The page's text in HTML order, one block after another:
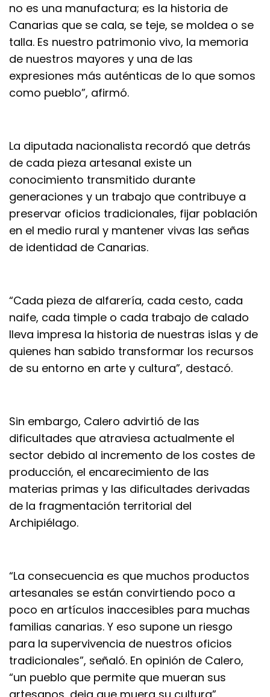
no es una manufactura; es la historia de
Canarias que se cala, se teje, se moldea o se
talla. Es nuestro patrimonio vivo, la memoria
de nuestros mayores y una de las
expresiones más auténticas de lo que somos
como pueblo”, afirmó.
La diputada nacionalista recordó que detrás
de cada pieza artesanal existe un
conocimiento transmitido durante
generaciones y un trabajo que contribuye a
preservar oficios tradicionales, fijar población
en el medio rural y mantener vivas las señas
de identidad de Canarias.
“Cada pieza de alfarería, cada cesto, cada
naife, cada timple o cada trabajo de calado
lleva impresa la historia de nuestras islas y de
quienes han sabido transformar los recursos
de su entorno en arte y cultura”, destacó.
Sin embargo, Calero advirtió de las
dificultades que atraviesa actualmente el
sector debido al incremento de los costes de
producción, el encarecimiento de las
materias primas y las dificultades derivadas
de la fragmentación territorial del
Archipiélago.
“La consecuencia es que muchos productos
artesanales se están convirtiendo poco a
poco en artículos inaccesibles para muchas
familias canarias. Y eso supone un riesgo
para la supervivencia de nuestros oficios
tradicionales”, señaló. En opinión de Calero,
“un pueblo que permite que mueran sus